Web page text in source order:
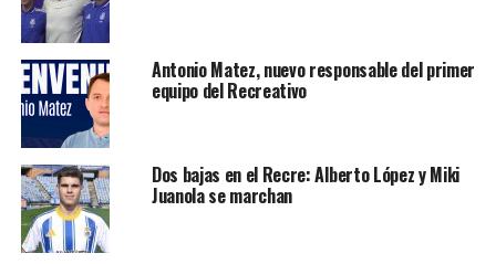
Antonio Matez, nuevo responsable del primer
equipo del Recreativo
Dos bajas en el Recre: Alberto López y Miki
Juanola se marchan